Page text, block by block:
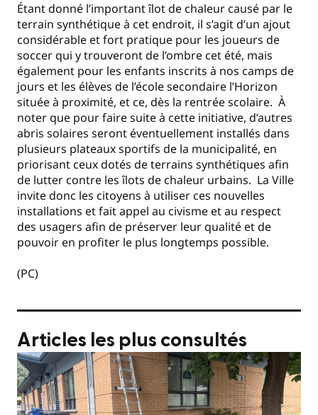
Étant donné l’important îlot de chaleur causé par le
terrain synthétique à cet endroit, il s’agit d’un ajout
considérable et fort pratique pour les joueurs de
soccer qui y trouveront de l’ombre cet été, mais
également pour les enfants inscrits à nos camps de
jours et les élèves de l’école secondaire l’Horizon
située à proximité, et ce, dès la rentrée scolaire. À
noter que pour faire suite à cette initiative, d’autres
abris solaires seront éventuellement installés dans
plusieurs plateaux sportifs de la municipalité, en
priorisant ceux dotés de terrains synthétiques afin
de lutter contre les îlots de chaleur urbains. La Ville
invite donc les citoyens à utiliser ces nouvelles
installations et fait appel au civisme et au respect
des usagers afin de préserver leur qualité et de
pouvoir en profiter le plus longtemps possible.
(PC)
Articles les plus consultés